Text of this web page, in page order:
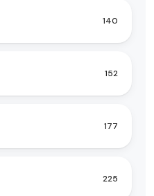
140
152
177
225